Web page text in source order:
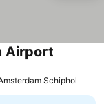
Airport
Schiphol